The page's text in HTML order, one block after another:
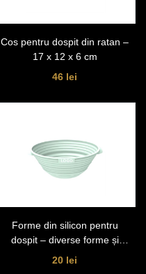
Cos pentru dospit din ratan –
17 x 12 x 6 cm
46 lei
Forme din silicon pentru
dospit – diverse forme și
dimensiuni 12.5cm*6cm
20 lei